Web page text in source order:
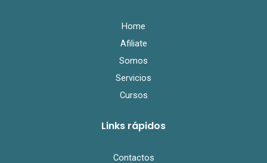
Home
Afiliate
Somos
Servicios
Cursos
Links rápidos
Contactos